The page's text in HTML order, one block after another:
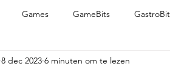
Games GameBits
8 dec 2023 6 minuten om te lezen